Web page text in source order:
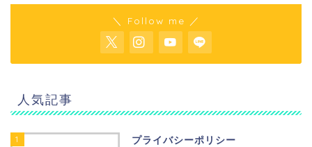
＼ Follow me ／
人気記事
1 プライバシーポリシー